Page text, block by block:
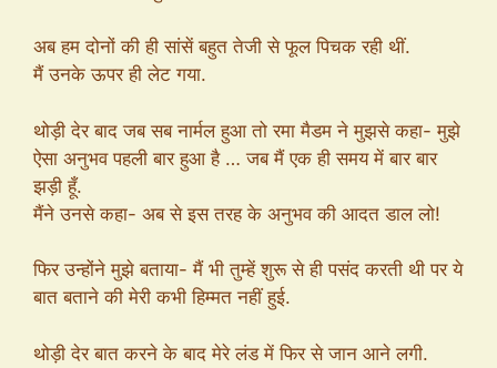
अब हम दोनों की ही सांसें बहुत तेजी से फूल पिचक रही थीं.
मैं उनके ऊपर ही लेट गया.
थोड़ी देर बाद जब सब नार्मल हुआ तो रमा मैडम ने मुझसे कहा- मुझे
ऐसा अनुभव पहली बार हुआ है … जब मैं एक ही समय में बार बार
झड़ी हूँ.
मैंने उनसे कहा- अब से इस तरह के अनुभव की आदत डाल लो!
फिर उन्होंने मुझे बताया- मैं भी तुम्हें शुरू से ही पसंद करती थी पर ये
बात बताने की मेरी कभी हिम्मत नहीं हुई.
थोड़ी देर बात करने के बाद मेरे लंड में फिर से जान आने लगी.